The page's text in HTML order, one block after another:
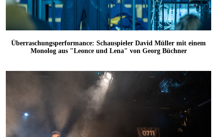
Überraschungsperformance: Schauspieler David Müller mit einem
Monolog aus "Leonce und Lena" von Georg Büchner